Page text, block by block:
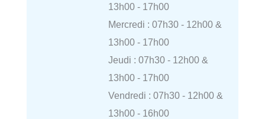
13h00 - 17h00
Mercredi : 07h30 - 12h00 &
13h00 - 17h00
Jeudi : 07h30 - 12h00 &
13h00 - 17h00
Vendredi : 07h30 - 12h00 &
13h00 - 16h00